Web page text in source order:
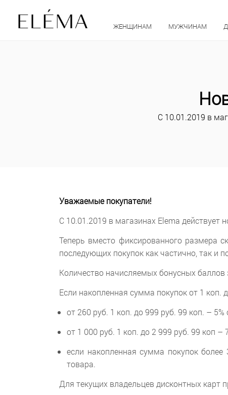
ЖЕНЩИНАМ МУЖЧИНАМ
С 10.01.2019 в
Уважаемые покупатели!
С 10.01.2019 в магазинах Elema
Теперь вместо фиксированного размера
последующих покупок как частично, так и
Количество начисляемых бонусных
Если накопленная сумма покупок от 1 коп.
от 260 руб. 1 коп. до 999 руб. 99 коп. –
от 1 000 руб. 1 коп. до 2 999 руб. 99 коп –
если накопленная сумма покупок
товара.
Для текущих владельцев дисконтных карт